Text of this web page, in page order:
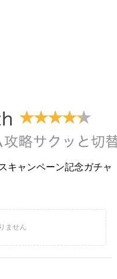
キャンペーン記念ガチャ